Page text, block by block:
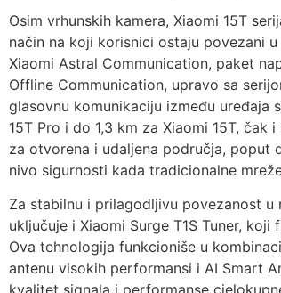
Osim vrhunskih kamera, Xiaomi 15T
način na koji korisnici ostaju povezani
Xiaomi Astral Communication, paket
Offline Communication, upravo sa
glasovnu komunikaciju između uređaja
15T Pro i do 1,3 km za Xiaomi 15T, čak
za otvorena i udaljena područja, poput
nivo sigurnosti kada tradicionalne
Za stabilnu i prilagodljivu povezanost
uključuje i Xiaomi Surge T1S Tuner,
Ova tehnologija funkcioniše u
antenu visokih performansi i AI Smart